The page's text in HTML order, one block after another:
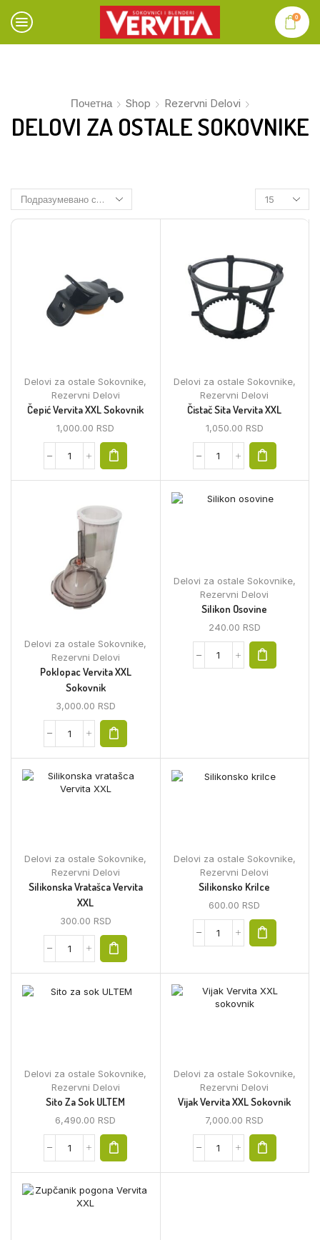
0
Почетна Shop Rezervni Delovi
DELOVI ZA OSTALE SOKOVNIKE
Delovi za ostale Sokovnike,
Rezervni Delovi
Čepić Vervita XXL Sokovnik
1,000.00 RSD
Delovi za ostale Sokovnike,
Rezervni Delovi
Čistač Sita Vervita XXL
1,050.00 RSD
Delovi za ostale Sokovnike,
Rezervni Delovi
Poklopac Vervita XXL
Sokovnik
3,000.00 RSD
Delovi za ostale Sokovnike,
Rezervni Delovi
Silikon Osovine
240.00 RSD
Delovi za ostale Sokovnike,
Rezervni Delovi
Silikonska Vratašca Vervita
XXL
300.00 RSD
Delovi za ostale Sokovnike,
Rezervni Delovi
Silikonsko Krilce
600.00 RSD
Delovi za ostale Sokovnike,
Rezervni Delovi
Sito Za Sok ULTEM
6,490.00 RSD
Delovi za ostale Sokovnike,
Rezervni Delovi
Vijak Vervita XXL Sokovnik
7,000.00 RSD